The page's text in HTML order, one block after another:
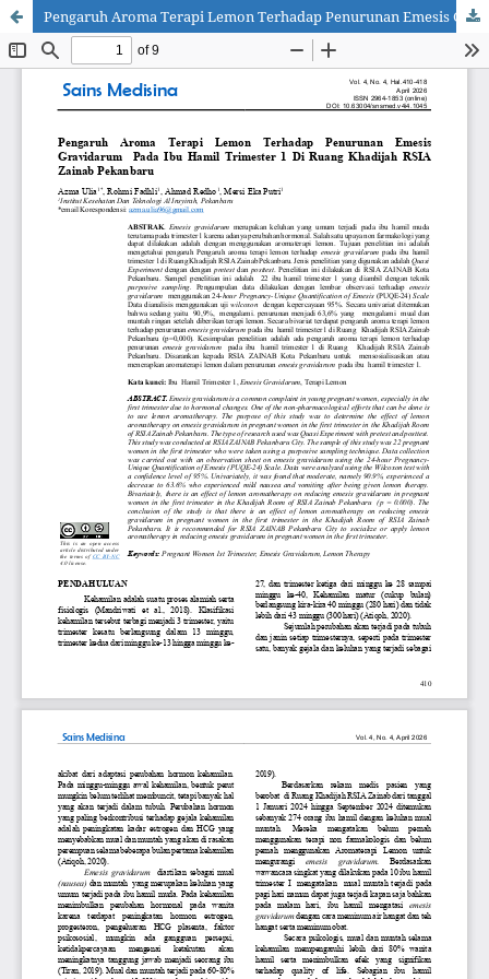
Pengaruh Aroma Terapi Lemon Terhadap Penurunan Emesis Gravidarum Pada Ibu Hamil Trimester 1 Di Ruang Khadijah RSIA Zainab Pekanbaru